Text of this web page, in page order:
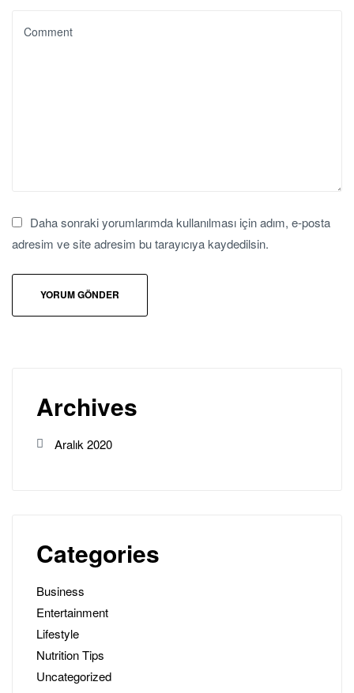
Daha sonraki yorumlarımda kullanılması için adım, e-posta
adresim ve site adresim bu tarayıcıya kaydedilsin.
Archives
Aralık 2020
Categories
Business
Entertainment
Lifestyle
Nutrition Tips
Uncategorized